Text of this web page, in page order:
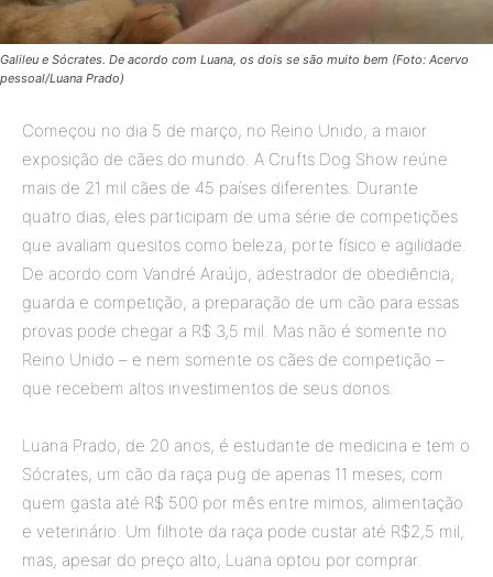
Galileu e Sócrates. De acordo com Luana, os dois se são muito bem (Foto: Acervo
pessoal/Luana Prado)
Começou no dia 5 de março, no Reino Unido, a maior
exposição de cães do mundo. A Crufts Dog Show reúne
mais de 21 mil cães de 45 países diferentes. Durante
quatro dias, eles participam de uma série de competições
que avaliam quesitos como beleza, porte físico e agilidade.
De acordo com Vandré Araújo, adestrador de obediência,
guarda e competição, a preparação de um cão para essas
provas pode chegar a R$ 3,5 mil. Mas não é somente no
Reino Unido – e nem somente os cães de competição –
que recebem altos investimentos de seus donos.
Luana Prado, de 20 anos, é estudante de medicina e tem o
Sócrates, um cão da raça pug de apenas 11 meses, com
quem gasta até R$ 500 por mês entre mimos, alimentação
e veterinário. Um filhote da raça pode custar até R$2,5 mil,
mas, apesar do preço alto, Luana optou por comprar.